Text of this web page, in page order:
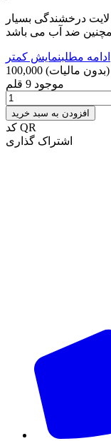
لایت درخشندگی بسیار
ادامه مطلبنمایش کمتر
(بدون مالیات)
موجود 9 قلم
افزودن به سبد خرید
کد QR
اشتراک گذاری